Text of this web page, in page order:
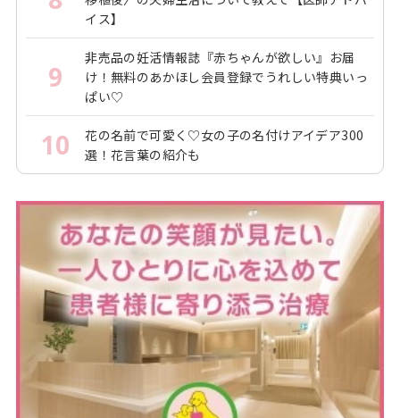
イス】
9
非売品の妊活情報誌『赤ちゃんが欲しい』お届
け！無料のあかほし会員登録でうれしい特典いっ
ぱい♡
10
花の名前で可愛く♡女の子の名付けアイデア300
選！花言葉の紹介も